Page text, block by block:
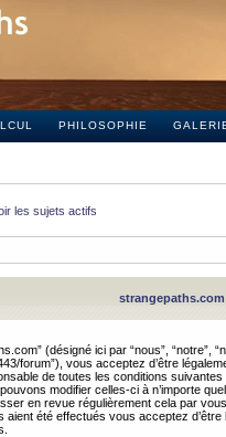
PHILOSOPHIE
les sujets actifs
(désigné ici par “nous”, “notre”,
forum”), vous acceptez d’être
de toutes les conditions
modifier celles-ci à n’importe
en revue régulièrement cela par
été effectués vous acceptez